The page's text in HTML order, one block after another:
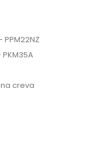
PPM22NZ
PKM35A
creva